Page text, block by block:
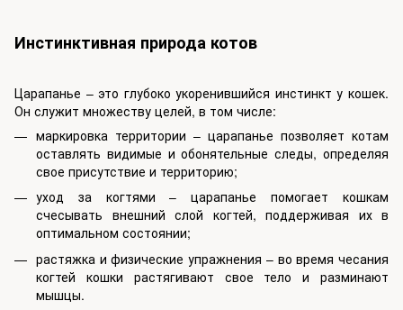
Инстинктивная природа котов
Царапанье – это глубоко укоренившийся инстинкт у кошек.
Он служит множеству целей, в том числе:
маркировка территории – царапанье позволяет котам
оставлять видимые и обонятельные следы, определяя
свое присутствие и территорию;
уход за когтями – царапанье помогает кошкам
счесывать внешний слой когтей, поддерживая их в
оптимальном состоянии;
растяжка и физические упражнения – во время чесания
когтей кошки растягивают свое тело и разминают
мышцы.